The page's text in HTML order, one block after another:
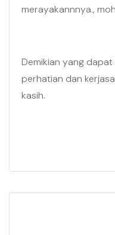
merayakannnya.,
Demikian yang
perhatian dan
kasih.